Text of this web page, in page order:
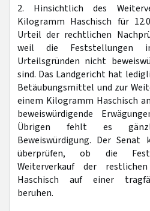
2. Hinsichtlich des
Kilogramm Haschisch für
Urteil der rechtlichen
weil die Feststellungen
Urteilsgründen nicht
sind. Das Landgericht hat
Betäubungsmittel und zur
einem Kilogramm Haschisch
beweiswürdigende
Übrigen fehlt es
Beweiswürdigung. Der
überprüfen, ob die
Weiterverkauf der
Haschisch auf einer
beruhen.